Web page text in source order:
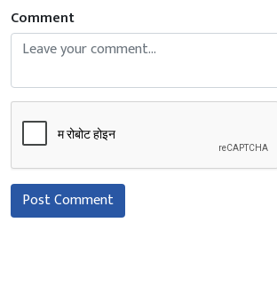
Comment
Post Comment